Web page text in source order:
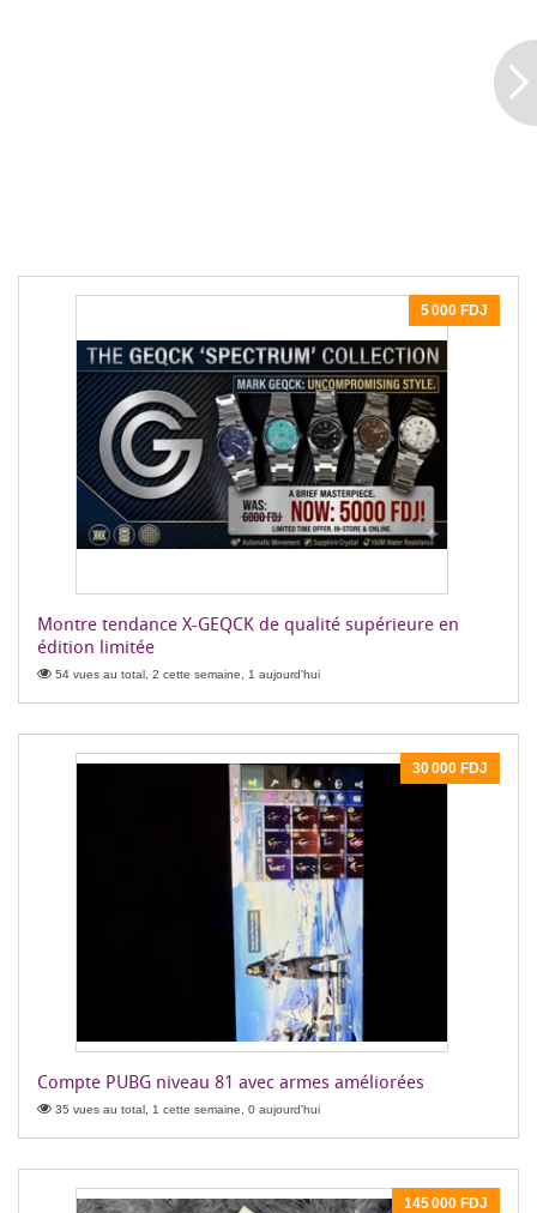
5 000 FDJ
Montre tendance X-GEQCK de qualité supérieure en
édition limitée
54 vues au total, 2 cette semaine, 1 aujourd'hui
30 000 FDJ
Compte PUBG niveau 81 avec armes améliorées
35 vues au total, 1 cette semaine, 0 aujourd'hui
145 000 FDJ